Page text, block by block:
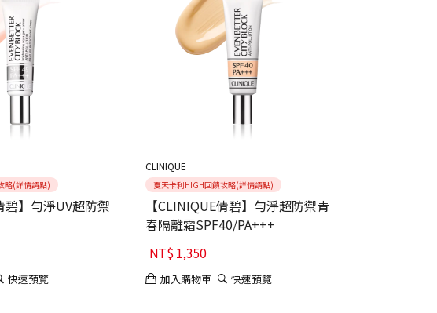
略(詳情請點)
碧】勻淨UV超防禦
快速預覽
CLINIQUE
夏天卡利HIGH回饋攻略(詳情請點)
【CLINIQUE倩碧】勻淨超防禦青
春隔離霜SPF40/PA+++
NT$1,350
加入購物車 快速預覽